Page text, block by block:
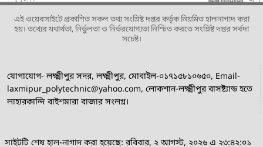
এই ওয়েবসাইটে প্রকাশিত সকল তথ্য সংশ্লিষ্ট দপ্তর কর্তৃক নিয়মিত হালনাগাদ করা
হয়। তথ্যের যথার্থতা, নির্ভুলতা ও নির্ভরযোগ্যতা নিশ্চিত করতে সংশ্লিষ্ট দপ্তর সর্বদা
সচেষ্ট।
যোগাযোগ- লক্ষ্মীপুর সদর, লক্ষ্মীপুর, মোবাইল-০১৭১৫৮১০৬৫০, Email-
laxmipur_polytechnic@yahoo.com, লোকশান-লক্ষ্মীপুর বাসষ্ট্যান্ড হতে
লাহারকান্দি বাইশমারা বাজার সংলগ্ন।
সাইটটি শেষ হাল-নাগাদ করা হয়েছে: রবিবার, ২ আগস্ট, ২০২৬ এ ২৩:৪২:০১